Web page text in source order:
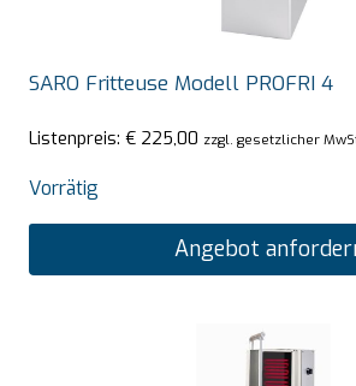
SARO Fritteuse Modell PROFRI 4
Listenpreis: € 225,00 zzgl. gesetzlicher
Vorrätig
Angebot